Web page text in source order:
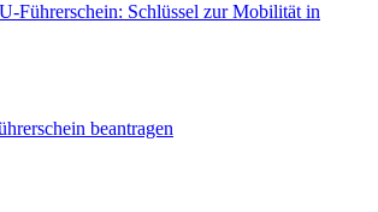
Führerschein: Schlüssel zur Mobilität in
beantragen